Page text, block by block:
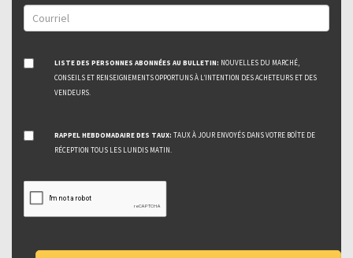
LISTE DES PERSONNES ABONNÉES AU BULLETIN: NOUVELLES DU MARCHÉ,
CONSEILS ET RENSEIGNEMENTS OPPORTUNS À L’INTENTION DES ACHETEURS ET DES
VENDEURS.
RAPPEL HEBDOMADAIRE DES TAUX: TAUX À JOUR ENVOYÉS DANS VOTRE BOÎTE DE
RÉCEPTION TOUS LES LUNDIS MATIN.